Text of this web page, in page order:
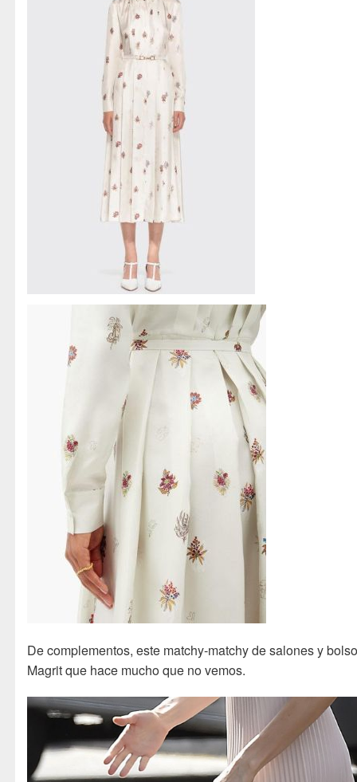
De complementos, este matchy-matchy de salones y
Magrit que hace mucho que no vemos.